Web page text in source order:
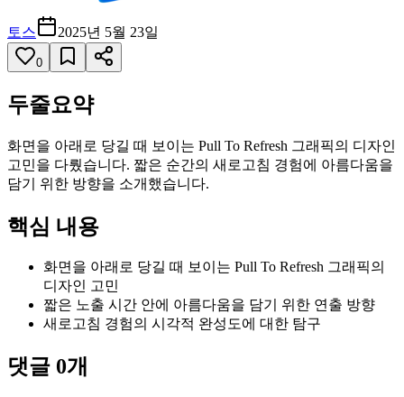
토스 2025년 5월 23일
0
두줄요약
화면을 아래로 당길 때 보이는 Pull To Refresh 그래픽의 디자인
고민을 다뤘습니다. 짧은 순간의 새로고침 경험에 아름다움을
담기 위한 방향을 소개했습니다.
핵심 내용
화면을 아래로 당길 때 보이는 Pull To Refresh 그래픽의
디자인 고민
짧은 노출 시간 안에 아름다움을 담기 위한 연출 방향
새로고침 경험의 시각적 완성도에 대한 탐구
댓글 0개